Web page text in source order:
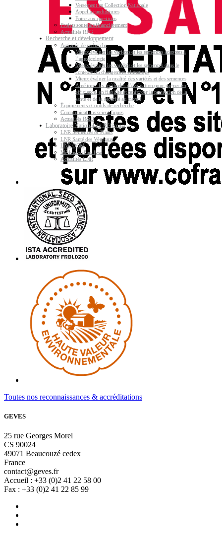
Toutes nos reconnaissances & accréditations
GEVES
25 rue Georges Morel
CS 90024
49071 Beaucouzé cedex
France
contact@geves.fr
Accueil : +33 (0)2 41 22 58 00
Fax : +33 (0)2 41 22 85 99
Versement en Collection Nationale
Appel à candidatures
Foire aux questions
Projets soutenus financièrement
Actualités RPG
Recherche et développement
Activités de recherche
Mieux évaluer les variétés et les semences adaptées à
l’agroécologie
Mieux évaluer les variétés et les semences dans le
contexte du changement climatique
Mieux évaluer la qualité des variétés et des semences
Améliorer les méthodes d’évaluation pour gagner en
efficience, en fiabilité et renforcer la protection de la
santé et de la sécurité au travail
Équipements et outils de recherche
Communications scientifiques
Actualités R&D
Laboratoire National de Référence
LNR Semences & Plants
LNR Santé des Végétaux
LNR OGM
Méthodes d’analyse
Actualités LNR